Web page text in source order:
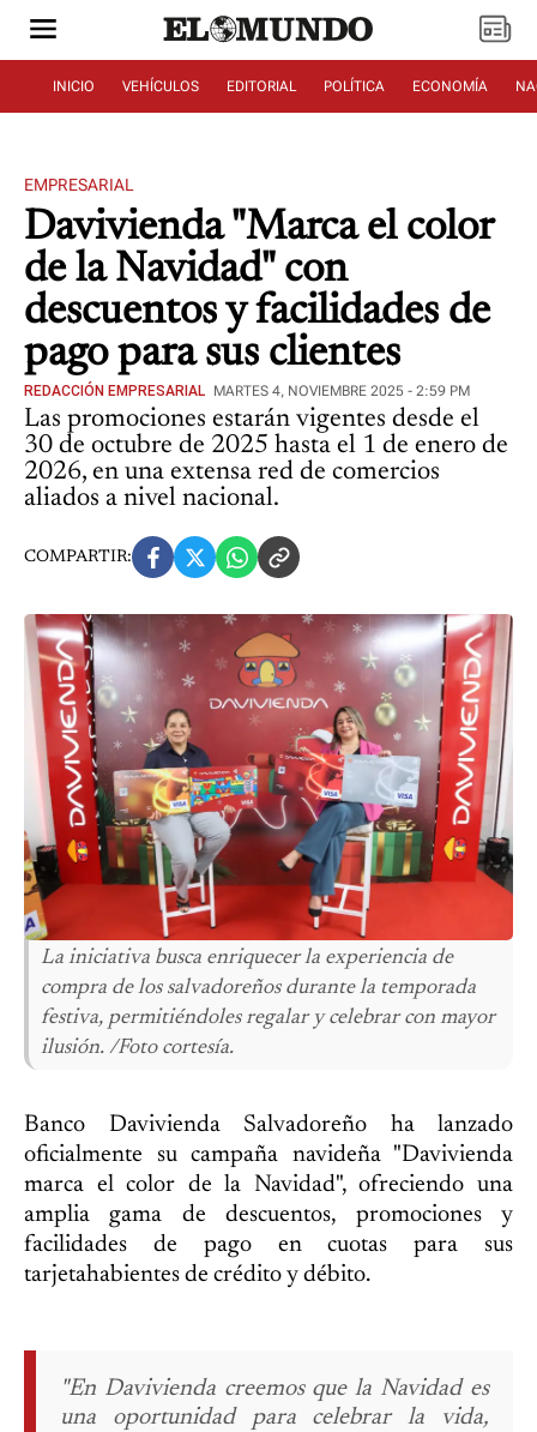
INICIO VEHÍCULOS EDITORIAL POLÍTICA ECONOMÍA
EMPRESARIAL
Davivienda "Marca el color
de la Navidad" con
descuentos y facilidades de
pago para sus clientes
REDACCIÓN EMPRESARIAL MARTES 4, NOVIEMBRE 2025 - 2:59 PM
Las promociones estarán vigentes desde el
30 de octubre de 2025 hasta el 1 de enero de
2026, en una extensa red de comercios
aliados a nivel nacional.
COMPARTIR:
La iniciativa busca enriquecer la experiencia de
compra de los salvadoreños durante la temporada
festiva, permitiéndoles regalar y celebrar con mayor
ilusión. /Foto cortesía.
Banco Davivienda Salvadoreño ha lanzado
oficialmente su campaña navideña "Davivienda
marca el color de la Navidad", ofreciendo una
amplia gama de descuentos, promociones y
facilidades de pago en cuotas para sus
tarjetahabientes de crédito y débito.
"En Davivienda creemos que la Navidad es
una oportunidad para celebrar la vida,